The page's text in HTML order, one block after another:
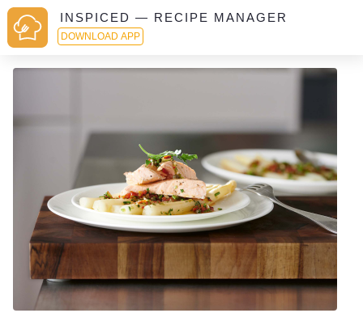
INSPICED — RECIPE MANAGER
DOWNLOAD APP